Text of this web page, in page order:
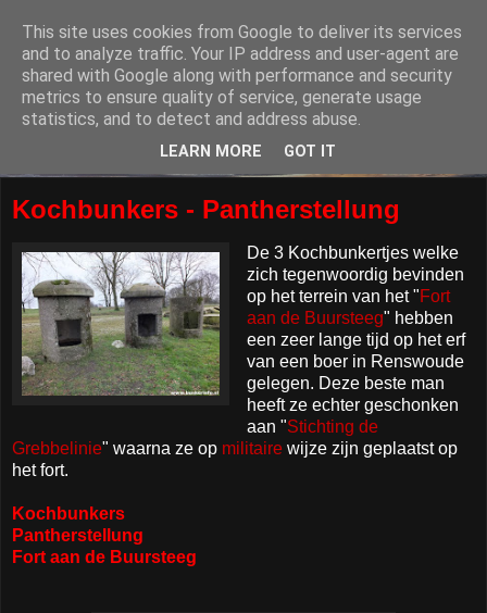
Kochbunkers - Pantherstellung
De 3 Kochbunkertjes welke
zich tegenwoordig bevinden
op het terrein van het "Fort
aan de Buursteeg" hebben
een zeer lange tijd op het erf
van een boer in Renswoude
gelegen. Deze beste man
heeft ze echter geschonken
aan "Stichting de
Grebbelinie" waarna ze op militaire wijze zijn geplaatst op
het fort.
Kochbunkers
Pantherstellung
Fort aan de Buursteeg
This site uses cookies from Google to deliver its services
and to analyze traffic. Your IP address and user-agent are
shared with Google along with performance and security
metrics to ensure quality of service, generate usage
statistics, and to detect and address abuse.
LEARN MORE GOT IT